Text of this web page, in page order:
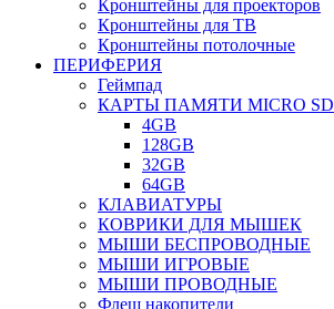
Кронштейны для проекторов
Кронштейны для ТВ
Кронштейны потолочные
ПЕРИФЕРИЯ
Геймпад
КАРТЫ ПАМЯТИ MICRO SD
4GB
128GB
32GB
64GB
КЛАВИАТУРЫ
КОВРИКИ ДЛЯ МЫШЕК
МЫШИ БЕСПРОВОДНЫЕ
МЫШИ ИГРОВЫЕ
МЫШИ ПРОВОДНЫЕ
Флеш накопители